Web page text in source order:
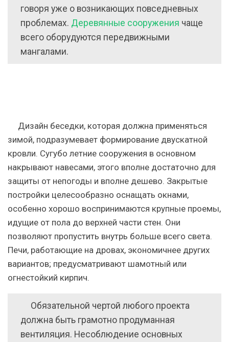
говоря уже о возникающих повседневных
проблемах. Деревянные сооружения чаще
всего оборудуются передвижными
мангалами.
Дизайн беседки, которая должна применяться
зимой, подразумевает формирование двускатной
кровли. Сугубо летние сооружения в основном
накрывают навесами, этого вполне достаточно для
защиты от непогоды и вполне дешево. Закрытые
постройки целесообразно оснащать окнами,
особенно хорошо воспринимаются крупные проемы,
идущие от пола до верхней части стен. Они
позволяют пропустить внутрь больше всего света.
Печи, работающие на дровах, экономичнее других
вариантов; предусматривают шамотный или
огнестойкий кирпич.
Обязательной чертой любого проекта
должна быть грамотно продуманная
вентиляция. Несоблюдение основных